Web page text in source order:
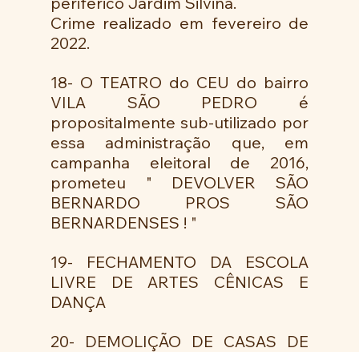
Crime realizado em fevereiro de
2022.
18- O TEATRO do CEU do bairro
VILA SÃO PEDRO é
propositalmente sub-utilizado por
essa administração que, em
campanha eleitoral de 2016,
prometeu " DEVOLVER SÃO
BERNARDO PROS SÃO
BERNARDENSES ! "
19- FECHAMENTO DA ESCOLA
LIVRE DE ARTES CÊNICAS E
DANÇA
20- DEMOLIÇÃO DE CASAS DE